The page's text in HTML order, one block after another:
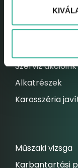
Elektromos
Kárrendezési
Állandó
Szerviz akcióink
Alkatrészek
Karosszéria
Műszaki vizsga
Karbantartási